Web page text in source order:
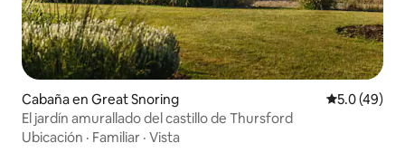
Cabaña en Great Snoring Calificación
5.0 (49)
El jardín amurallado del castillo de Thursford
Ubicación · Familiar · Vista